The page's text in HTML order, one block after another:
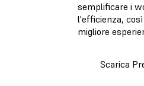
semplificare i
l'efficienza,
migliore
Scarica